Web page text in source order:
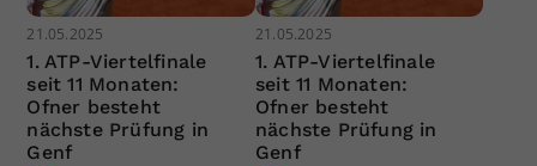
21.05.2025
1. ATP-Viertelfinale
seit 11 Monaten:
Ofner besteht
nächste Prüfung in
Genf
21.05.2025
1. ATP-Viertelfinale
seit 11 Monaten:
Ofner besteht
nächste Prüfung in
Genf